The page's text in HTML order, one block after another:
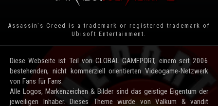
Assassin's Creed is a trademark or registered trademark of
Ubisoft Entertainment .
Diese Webseite ist Teil von GLOBAL GAMEPORT, einem seit 2006
bestehenden, nicht kommerziell orientierten Videogame-Netzwerk
von Fans für Fans.
Alle Logos, Markenzeichen & Bilder sind das geistige Eigentum der
jeweiligen Inhaber. Dieses Theme wurde von Valkum & vandit